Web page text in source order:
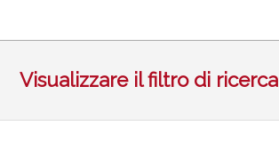
Visualizzare il filtro di ricerca